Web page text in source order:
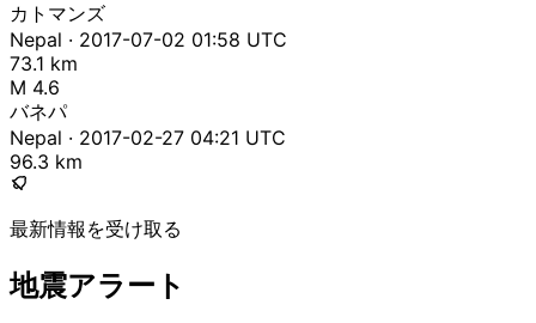
カトマンズ
Nepal · 2017-07-02 01:58 UTC
73.1 km
M 4.6
バネパ
Nepal · 2017-02-27 04:21 UTC
96.3 km
最新情報を受け取る
地震アラート